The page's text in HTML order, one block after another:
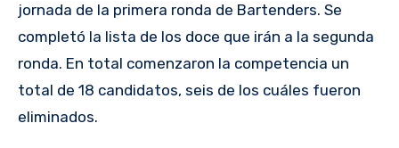
jornada de la primera ronda de Bartenders. Se
completó la lista de los doce que irán a la segunda
ronda. En total comenzaron la competencia un
total de 18 candidatos, seis de los cuáles fueron
eliminados.